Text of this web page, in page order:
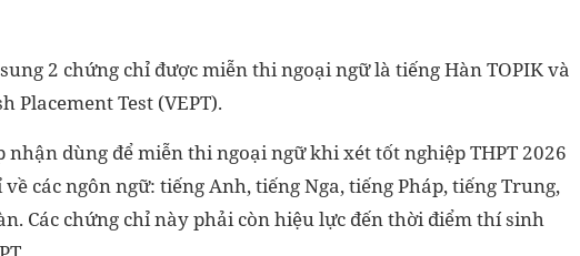
2 chứng chỉ được miễn thi ngoại ngữ là tiếng Hàn TOPIK và
Placement Test (VEPT).
nhận dùng để miễn thi ngoại ngữ khi xét tốt nghiệp THPT 2026
các ngôn ngữ: tiếng Anh, tiếng Nga, tiếng Pháp, tiếng Trung,
Các chứng chỉ này phải còn hiệu lực đến thời điểm thí sinh